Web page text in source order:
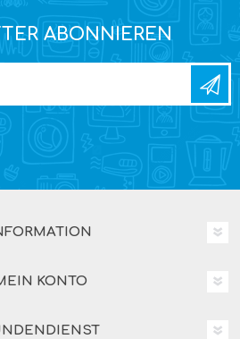
ABONNIEREN
KONTO